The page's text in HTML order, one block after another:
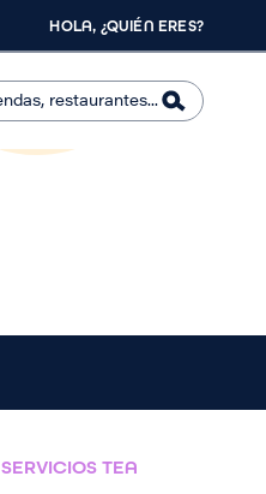
HOLA, ¿QUIÉN ERES?
SERVICIOS TEA